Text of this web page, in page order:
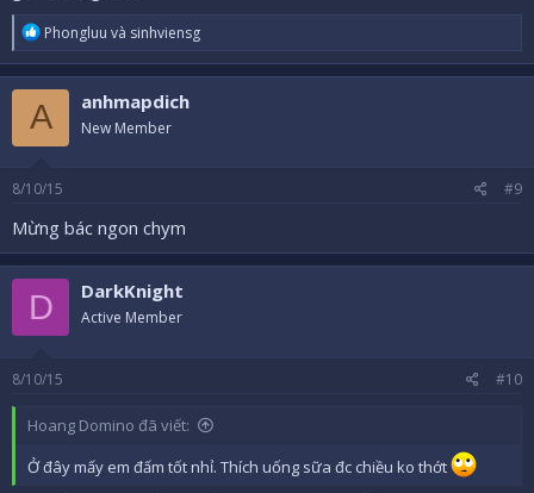
R
e
a
c
t
i
o
s
Phongluu và sinhviensg
A anhmapdich
New Member
8/10/15 #9
Mừng bác ngon chym
D DarkKnight
Active Member
8/10/15 #10
Hoang Domino đã viết:
Ở đây mấy em đấm tốt nhỉ. Thích uống sữa đc chiều ko thớt